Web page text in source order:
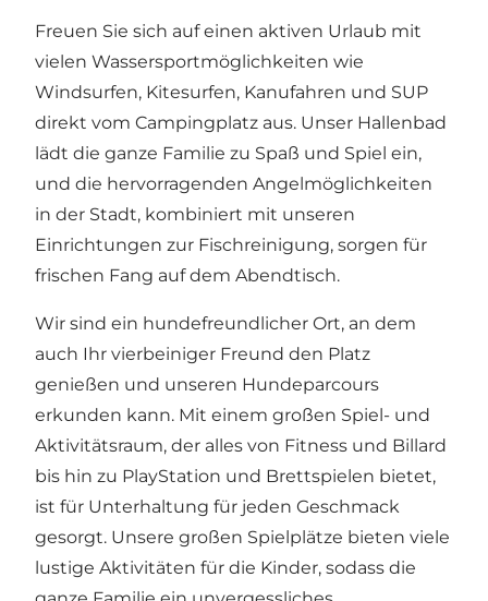
Freuen Sie sich auf einen aktiven Urlaub mit
vielen Wassersportmöglichkeiten wie
Windsurfen, Kitesurfen, Kanufahren und SUP
direkt vom Campingplatz aus. Unser Hallenbad
lädt die ganze Familie zu Spaß und Spiel ein,
und die hervorragenden Angelmöglichkeiten
in der Stadt, kombiniert mit unseren
Einrichtungen zur Fischreinigung, sorgen für
frischen Fang auf dem Abendtisch.
Wir sind ein hundefreundlicher Ort, an dem
auch Ihr vierbeiniger Freund den Platz
genießen und unseren Hundeparcours
erkunden kann. Mit einem großen Spiel- und
Aktivitätsraum, der alles von Fitness und Billard
bis hin zu PlayStation und Brettspielen bietet,
ist für Unterhaltung für jeden Geschmack
gesorgt. Unsere großen Spielplätze bieten viele
lustige Aktivitäten für die Kinder, sodass die